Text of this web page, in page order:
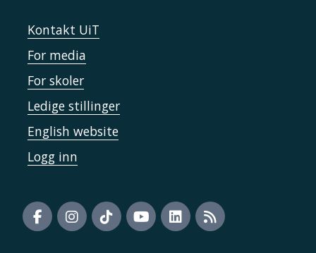
Kontakt UiT
For media
For skoler
Ledige stillinger
English website
Logg inn